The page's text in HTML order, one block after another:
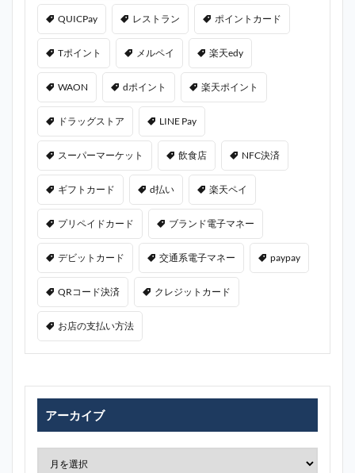
QUICPay レストラン ポイントカード
Tポイント メルペイ 楽天edy
WAON dポイント 楽天ポイント
ドラッグストア LINE Pay
スーパーマーケット 飲食店 NFC決済
ギフトカード d払い 楽天ペイ
プリペイドカード ブランド電子マネー
デビットカード 交通系電子マネー paypay
QRコード決済 クレジットカード
お店の支払い方法
アーカイブ